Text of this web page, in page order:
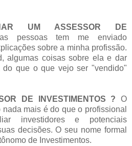
UM ASSESSOR DE
pessoas tem me enviado
sobre a minha profissão.
algumas coisas sobre ela e dar
do que o que vejo ser "vendido"
DE INVESTIMENTOS ? O
mais é do que o profissional
investidores e potenciais
decisões. O seu nome formal
de Investimentos.